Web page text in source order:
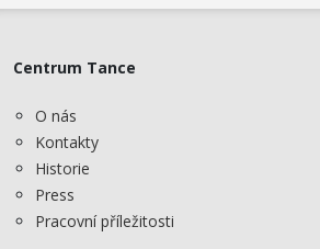
Centrum Tance
O nás
Kontakty
Historie
Press
Pracovní příležitosti